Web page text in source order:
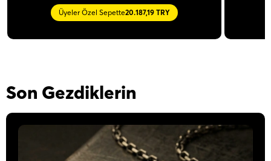
Üyeler Özel Sepette20.187,19 TRY
Son Gezdiklerin